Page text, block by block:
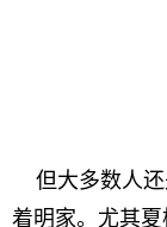
但大多数人还
着明家。尤其夏